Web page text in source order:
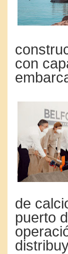
con
de
puerto